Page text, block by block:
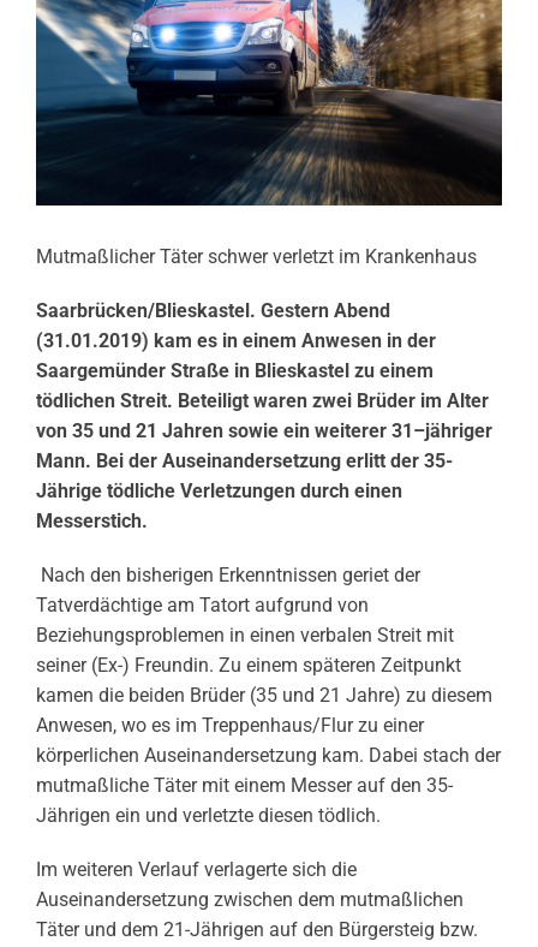
Mutmaßlicher Täter schwer verletzt im Krankenhaus
Saarbrücken/Blieskastel. Gestern Abend
(31.01.2019) kam es in einem Anwesen in der
Saargemünder Straße in Blieskastel zu einem
tödlichen Streit. Beteiligt waren zwei Brüder im Alter
von 35 und 21 Jahren sowie ein weiterer 31–jähriger
Mann. Bei der Auseinandersetzung erlitt der 35-
Jährige tödliche Verletzungen durch einen
Messerstich.
Nach den bisherigen Erkenntnissen geriet der
Tatverdächtige am Tatort aufgrund von
Beziehungsproblemen in einen verbalen Streit mit
seiner (Ex-) Freundin. Zu einem späteren Zeitpunkt
kamen die beiden Brüder (35 und 21 Jahre) zu diesem
Anwesen, wo es im Treppenhaus/Flur zu einer
körperlichen Auseinandersetzung kam. Dabei stach der
mutmaßliche Täter mit einem Messer auf den 35-
Jährigen ein und verletzte diesen tödlich.
Im weiteren Verlauf verlagerte sich die
Auseinandersetzung zwischen dem mutmaßlichen
Täter und dem 21-Jährigen auf den Bürgersteig bzw.